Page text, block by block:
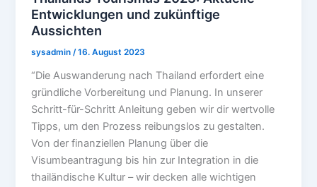
Entwicklungen und zukünftige
Aussichten
sysadmin/16. August 2023
“Die Auswanderung nach Thailand erfordert eine
gründliche Vorbereitung und Planung. In unserer
Schritt-für-Schritt Anleitung geben wir dir wertvolle
Tipps, um den Prozess reibungslos zu gestalten.
Von der finanziellen Planung über die
Visumbeantragung bis hin zur Integration in die
thailändische Kultur – wir decken alle wichtigen